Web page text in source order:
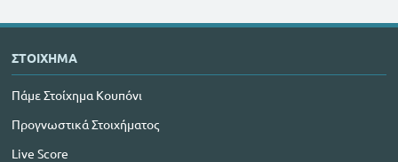
ΣΤΟΙΧΗΜΑ
Πάμε Στοίχημα Κουπόνι
Προγνωστικά Στοιχήματος
Live Score